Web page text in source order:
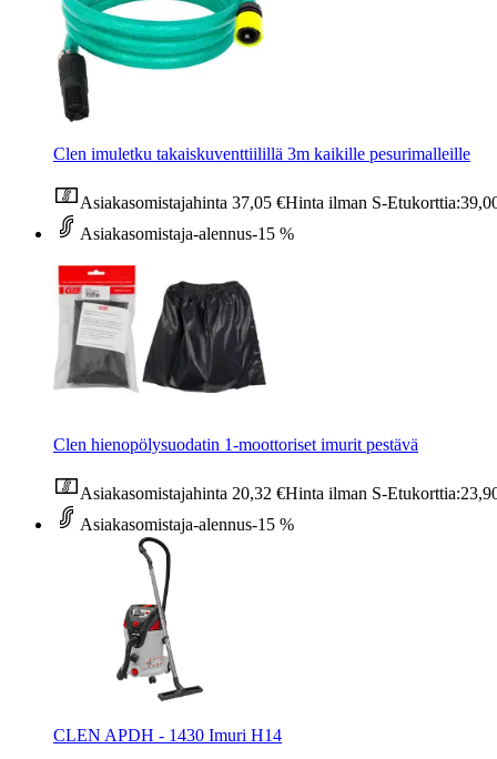
Clen imuletku takaiskuventtiilillä 3m kaikille pesurimalleille
Asiakasomistajahinta 37,05 €Hinta ilman S-Etukorttia:
Asiakasomistaja-alennus-15 %
Clen hienopölysuodatin 1-moottoriset imurit pestävä
Asiakasomistajahinta 20,32 €Hinta ilman S-Etukorttia:
Asiakasomistaja-alennus-15 %
CLEN APDH - 1430 Imuri H14